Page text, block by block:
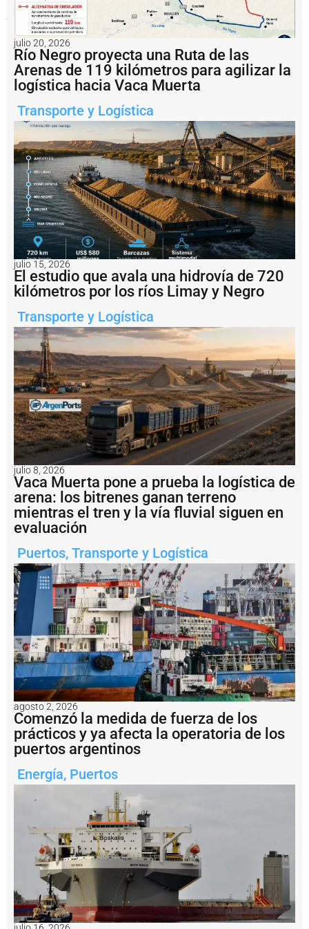
municipios
de
región
capital
vuelve
ocupar
un
central
en
la
agenda
institucional.
Notas
relacionadas
E
l
C
o
n
s
o
c
i
o
d
e
G
e
s
ti
ó
n
d
e
l
P
u
e
r
t
o
d
Q
u
e
q
u
é
n
r
e
a
li
z
a
m
e
j
julio 20, 2026
Río Negro proyecta una Ruta de las
Arenas de 119 kilómetros para agilizar la
logística hacia Vaca Muerta
Transporte y Logística
julio 15, 2026
El estudio que avala una hidrovía de 720
kilómetros por los ríos Limay y Negro
Transporte y Logística
julio 8, 2026
Vaca Muerta pone a prueba la logística de
arena: los bitrenes ganan terreno
mientras el tren y la vía fluvial siguen en
evaluación
Puertos, Transporte y Logística
agosto 2, 2026
Comenzó la medida de fuerza de los
prácticos y ya afecta la operatoria de los
puertos argentinos
Energía, Puertos